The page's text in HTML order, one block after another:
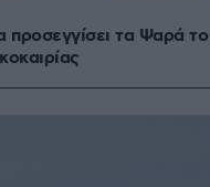
προσεγγίσει τα Ψαρά